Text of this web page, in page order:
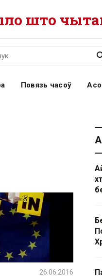
што
Повязь часоў
26.06.2016